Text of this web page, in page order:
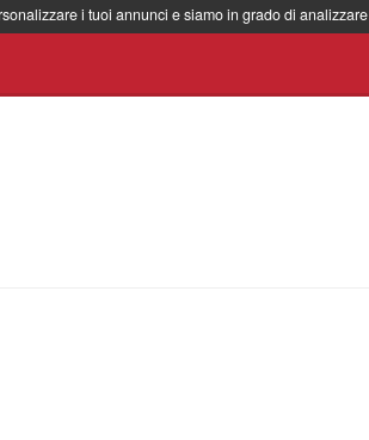
i tuoi annunci e siamo in grado di